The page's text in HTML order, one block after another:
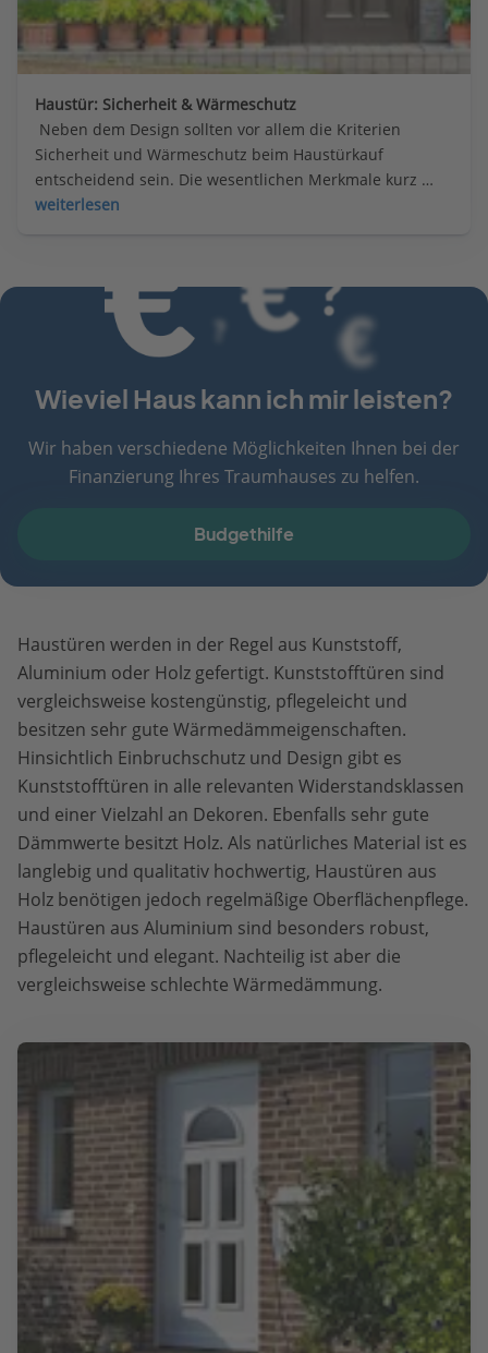
Haustür: Sicherheit & Wärmeschutz
Neben dem Design sollten vor allem die Kriterien
Sicherheit und Wärmeschutz beim Haustürkauf
entscheidend sein. Die wesentlichen Merkmale kurz
zusammengefasst
weiterlesen
Wieviel Haus kann ich mir leisten?
Wir haben verschiedene Möglichkeiten Ihnen bei der
Finanzierung Ihres Traumhauses zu helfen.
Budgethilfe
Haustüren werden in der Regel aus Kunststoff,
Aluminium oder Holz gefertigt. Kunststofftüren sind
vergleichsweise kostengünstig, pflegeleicht und
besitzen sehr gute Wärmedämmeigenschaften.
Hinsichtlich Einbruchschutz und Design gibt es
Kunststofftüren in alle relevanten Widerstandsklassen
und einer Vielzahl an Dekoren. Ebenfalls sehr gute
Dämmwerte besitzt Holz. Als natürliches Material ist es
langlebig und qualitativ hochwertig, Haustüren aus
Holz benötigen jedoch regelmäßige Oberflächenpflege.
Haustüren aus Aluminium sind besonders robust,
pflegeleicht und elegant. Nachteilig ist aber die
vergleichsweise schlechte Wärmedämmung.